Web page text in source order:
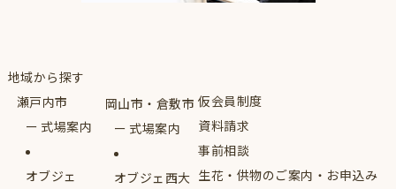
地域から探す
瀬戸内市
式場案内
オブジェ
岡山市・倉敷市
式場案内
オブジェ西大
仮会員制度
資料請求
事前相談
生花・供物のご案内・お申込み